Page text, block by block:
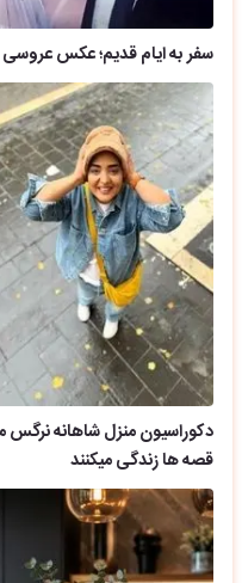
سفر به ایام قدیم؛ عکس عروسی
دکوراسیون منزل شاهانه
قصه ها زندگی میکنند